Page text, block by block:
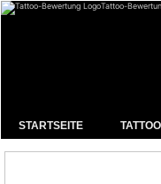
Tattoo-
STARTSEITE